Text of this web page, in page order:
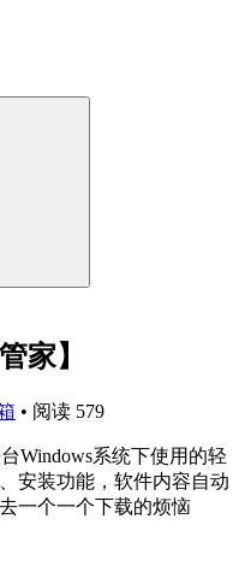
家】
• 阅读 579
Windows系统下使用的轻
安装功能，软件内容自动
一个一个下载的烦恼